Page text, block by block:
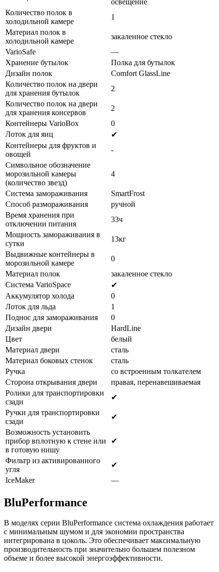
Количество полок в
холодильной камере
1
Материал полок в
холодильной камере
закаленное стекло
VarioSafe
—
Хранение бутылок
Полка для бутылок
Дизайн полок
Comfort GlassLine
Количество полок на двери
для хранения бутылок
2
Количество полок на двери
для хранения консервов
2
Контейнеры VarioBox
0
Лоток для яиц
✔
Контейнеры для фруктов и
овощей
-
Символьное обозначение
морозильной камеры
(количество звезд)
4
Система замораживания
SmartFrost
Способ размораживания
ручной
Время хранения при
отключении питания
33ч
Мощность замораживания в
сутки
13кг
Выдвижные контейнеры в
морозильной камере
0
Материал полок
закаленное стекло
Система VarioSpace
✔
Аккумулятор холода
0
Лоток для льда
1
Поднос для замораживания
0
Дизайн двери
HardLine
Цвет
белый
Материал двери
сталь
Материал боковых стенок
сталь
Ручка
со встроенным толкателем
Сторона открывания двери
правая, перенавешиваемая
Ролики для транспортировки
сзади
✔
Ручки для транспортировки
сзади
✔
Возможность установить
прибор вплотную к стене или
в готовую нишу
✔
Фильтр из активированного
угля
✔
IceMaker
—
BluPerformance
В моделях серии BluPerformance система охлаждения работает
с минимальным шумом и для экономии пространства
интегрирована в цоколь. Это обеспечивает максимальную
производительность при значительно большем полезном
объеме и более высокой энергоэффективности.